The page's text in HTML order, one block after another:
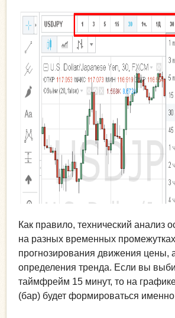
Как правило, технический анализ
на разных временных
прогнозирования движения цены,
определения тренда. Если вы
таймфрейм 15 минут, то на
(бар) будет формироваться